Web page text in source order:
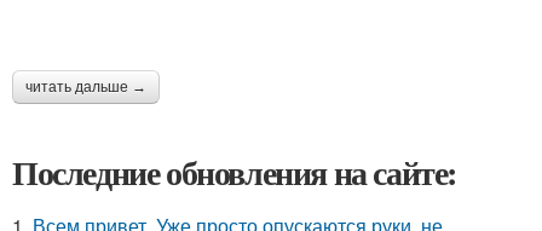
читать дальше →
Последние обновления на сайте:
1. Всем привет. Уже просто опускаются руки, не